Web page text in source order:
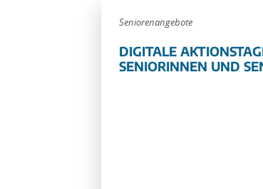
Seniorenangebote
DIGITALE
SENIORINNEN UND